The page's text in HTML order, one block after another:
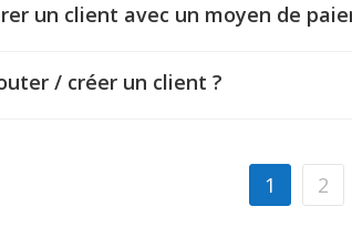
un client avec un moyen de
/ créer un client ?
1 2